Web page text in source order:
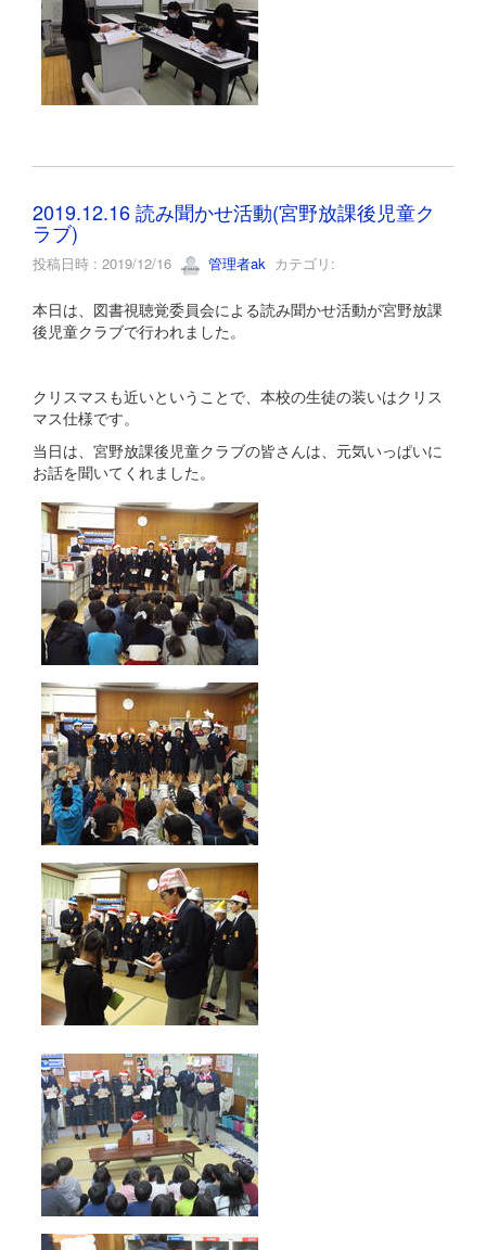
2019.12.16 読み聞かせ活動(宮野放課後児童ク
ラブ)
投稿日時 : 2019/12/16 管理者ak カテゴリ:
本日は、図書視聴覚委員会による読み聞かせ活動が宮野放課
後児童クラブで行われました。
クリスマスも近いということで、本校の生徒の装いはクリス
マス仕様です。
当日は、宮野放課後児童クラブの皆さんは、元気いっぱいに
お話を聞いてくれました。